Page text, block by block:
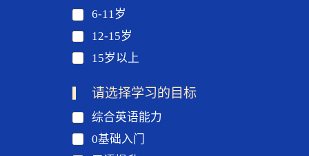
6-11岁
12-15岁
15岁以上
请选择学习的目标
综合英语能力
0基础入门